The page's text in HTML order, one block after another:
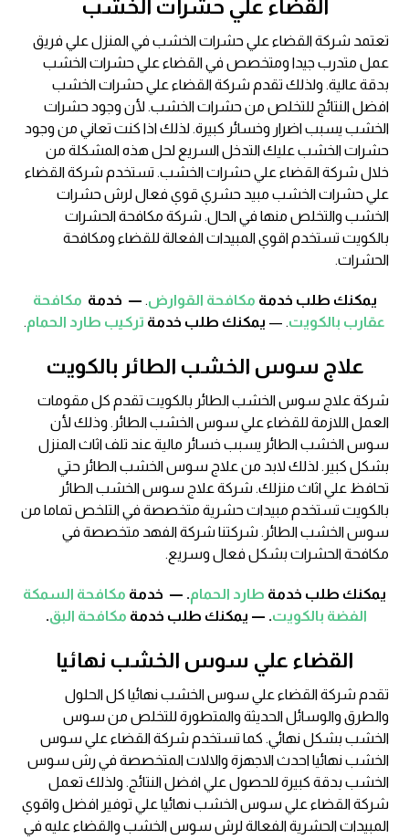
القضاء علي حشرات الخشب
تعتمد شركة القضاء علي حشرات الخشب في المنزل علي فريق
عمل متدرب جيدا ومتخصص في القضاء علي حشرات الخشب
بدقة عالية. ولذلك تقدم شركة القضاء علي حشرات الخشب
افضل النتائج للتخلص من حشرات الخشب. لأن وجود حشرات
الخشب يسبب اضرار وخسائر كبيرة. لذلك اذا كنت تعاني من وجود
حشرات الخشب عليك التدخل السريع لحل هذه المشكلة من
خلال شركة القضاء علي حشرات الخشب. تستخدم شركة القضاء
علي حشرات الخشب مبيد حشري قوي فعال لرش حشرات
الخشب والتخلص منها في الحال. شركة مكافحة الحشرات
بالكويت تستخدم اقوي المبيدات الفعالة للقضاء ومكافحة
الحشرات.
يمكنك طلب خدمة مكافحة القوارض.
— خدمة مكافحة
عقارب بالكويت. — يمكنك طلب خدمة تركيب طارد الحمام.
علاج سوس الخشب الطائر بالكويت
شركة علاج سوس الخشب الطائر بالكويت تقدم كل مقومات
العمل اللازمة للقضاء علي سوس الخشب الطائر. وذلك لأن
سوس الخشب الطائر يسبب خسائر مالية عند تلف اثاث المنزل
بشكل كبير. لذلك لابد من علاج سوس الخشب الطائر حتي
تحافظ علي اثاث منزلك. شركة علاج سوس الخشب الطائر
بالكويت تستخدم مبيدات حشرية متخصصة في التلخص تماما من
سوس الخشب الطائر. شركتنا شركة الفهد متخصصة في
مكافحة الحشرات بشكل فعال وسريع.
يمكنك طلب خدمة طارد الحمام. — خدمة مكافحة السمكة
الفضة بالكويت. — يمكنك طلب خدمة مكافحة البق.
القضاء علي سوس الخشب نهائيا
تقدم شركة القضاء علي سوس الخشب نهائيا كل الحلول
والطرق والوسائل الحديثة والمتطورة للتخلص من سوس
الخشب بشكل نهائي. كما تستخدم شركة القضاء علي سوس
الخشب نهائيا احدث الاجهزة والالات المتخصصة في رش سوس
الخشب بدقة كبيرة للحصول علي افضل النتائج. ولذلك تعمل
شركة القضاء علي سوس الخشب نهائيا علي توفير افضل واقوي
المبيدات الحشرية الفعالة لرش سوس الخشب والقضاء عليه في